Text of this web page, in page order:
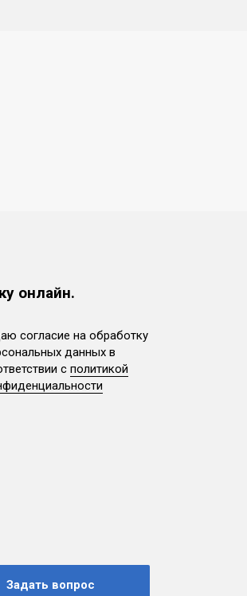
онлайн.
согласие на обработку
данных в
с политикой